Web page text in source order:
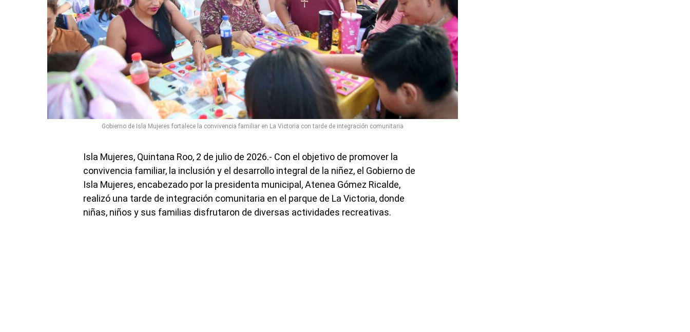
Gobierno de Isla Mujeres fortalece la convivencia familiar en La Victoria con tarde de integración comunitaria
Isla Mujeres, Quintana Roo, 2 de julio de 2026.- Con el objetivo de promover la
convivencia familiar, la inclusión y el desarrollo integral de la niñez, el Gobierno de
Isla Mujeres, encabezado por la presidenta municipal, Atenea Gómez Ricalde,
realizó una tarde de integración comunitaria en el parque de La Victoria, donde
niñas, niños y sus familias disfrutaron de diversas actividades recreativas.